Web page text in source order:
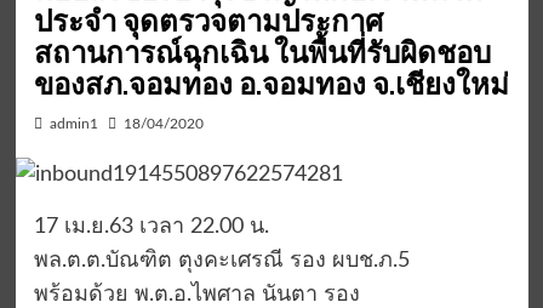
ประจำ จุดตรวจตามประกาศ
สถานการณ์ฉุกเฉิน ในพื้นที่รับผิดชอบ
ของสภ.จอมทอง อ.จอมทอง จ.เชียงใหม่
admin1 18/04/2020
17 เม.ย.63 เวลา 22.00 น.
พล.ต.ต.บัณฑิต ตุงคะเศรณี รอง ผบช.ภ.5
พร้อมด้วย พ.ต.อ.ไพศาล นันตา รอง